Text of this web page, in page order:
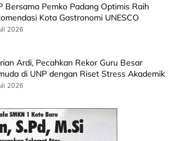
Bersama Pemko Padang Optimis Raih
Kota Gastronomi UNESCO
2026
Ardi, Pecahkan Rekor Guru Besar
di UNP dengan Riset Stress Akademik
2026